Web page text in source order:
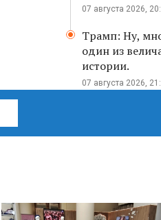
07 августа 2026,
Трамп: Ну,
один из
истории.
07 августа 2026,